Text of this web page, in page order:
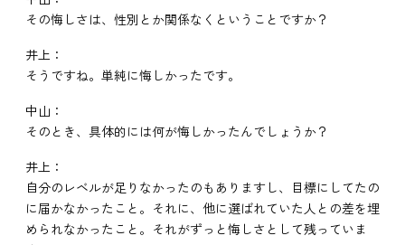
その悔しさは、性別とか関係なくということですか？
井上：
そうですね。単純に悔しかったです。
中山：
そのとき、具体的には何が悔しかったんでしょうか？
井上：
自分のレベルが足りなかったのもありますし、目標にしてたの
に届かなかったこと。それに、他に選ばれていた人との差を埋
められなかったこと。それがずっと悔しさとして残っていま